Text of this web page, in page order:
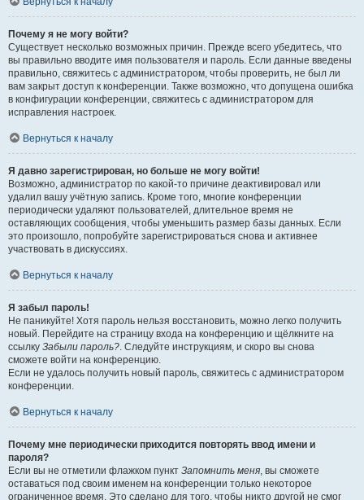
Почему я не могу войти?
Существует несколько возможных причин. Прежде всего убедитесь, что
вы правильно вводите имя пользователя и пароль. Если данные введены
правильно, свяжитесь с администратором, чтобы проверить, не был ли
вам закрыт доступ к конференции. Также возможно, что допущена ошибка
в конфигурации конференции, свяжитесь с администратором для
исправления настроек.
Вернуться к началу
Я давно зарегистрирован, но больше не могу войти!
Возможно, администратор по какой-то причине деактивировал или
удалил вашу учётную запись. Кроме того, многие конференции
периодически удаляют пользователей, длительное время не
оставляющих сообщения, чтобы уменьшить размер базы данных. Если
это произошло, попробуйте зарегистрироваться снова и активнее
участвовать в дискуссиях.
Вернуться к началу
Я забыл пароль!
Не паникуйте! Хотя пароль нельзя восстановить, можно легко получить
новый. Перейдите на страницу входа на конференцию и щёлкните на
ссылку Забыли пароль?. Следуйте инструкциям, и скоро вы снова
сможете войти на конференцию.
Если не удалось получить новый пароль, свяжитесь с администратором
конференции.
Вернуться к началу
Почему мне периодически приходится повторять ввод имени и
пароля?
Если вы не отметили флажком пункт Запомнить меня, вы сможете
оставаться под своим именем на конференции только некоторое
ограниченное время. Это сделано для того, чтобы никто другой не смог